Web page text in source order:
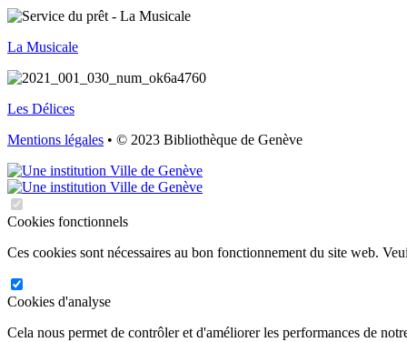
La Musicale
Les Délices
Mentions légales • © 2023 Bibliothèque de Genève
Cookies fonctionnels
Ces cookies sont nécessaires au bon fonctionnement du site web.
Cookies d'analyse
Cela nous permet de contrôler et d'améliorer les performances de